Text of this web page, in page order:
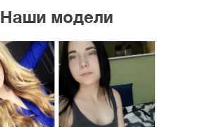
Наши модели